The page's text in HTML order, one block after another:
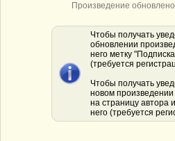
Произведение
Чтобы получать
обновлении
него метку
(требуется
Чтобы получать
новом
на страницу автора
него (требуется